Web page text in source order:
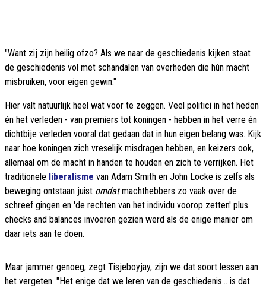
"Want zij zijn heilig ofzo? Als we naar de geschiedenis kijken staat
de geschiedenis vol met schandalen van overheden die hún macht
misbruiken, voor eigen gewin."
Hier valt natuurlijk heel wat voor te zeggen. Veel politici in het heden
én het verleden - van premiers tot koningen - hebben in het verre én
dichtbije verleden vooral dat gedaan dat in hun eigen belang was. Kijk
naar hoe koningen zich vreselijk misdragen hebben, en keizers ook,
allemaal om de macht in handen te houden en zich te verrijken. Het
traditionele liberalisme van Adam Smith en John Locke is zelfs als
beweging ontstaan juist omdatmachthebbers zo vaak over de
schreef gingen en 'de rechten van het individu voorop zetten' plus
checks and balances invoeren gezien werd als de enige manier om
daar iets aan te doen.
Maar jammer genoeg, zegt Tisjeboyjay, zijn we dat soort lessen aan
het vergeten. "Het enige dat we leren van de geschiedenis... is dat